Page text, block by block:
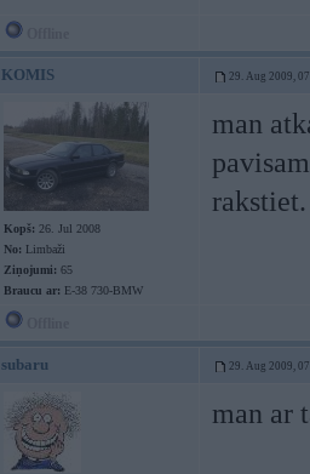
KOMIS 29. Aug 2009,
Kopš: 26. Jul 2008
No: Limbaži
Ziņojumi: 65
Braucu ar: E-38 730-BMW
man
rakstiet.
subaru 29. Aug 2009,
man ar